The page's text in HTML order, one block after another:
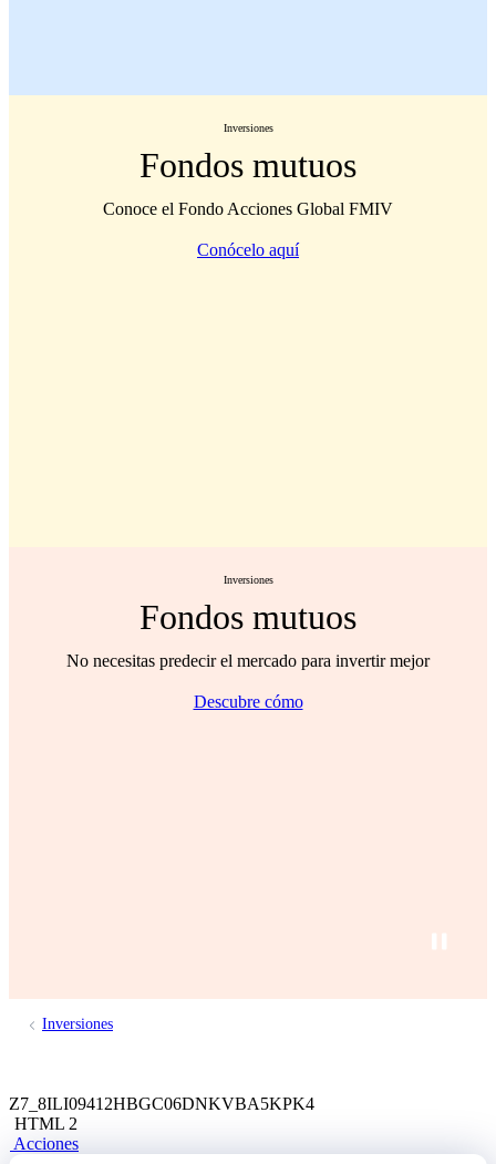
Inversiones
Fondos mutuos
Conoce el Fondo Acciones Global FMIV
Conócelo aquí
Inversiones
Fondos mutuos
No necesitas predecir el mercado para invertir mejor
Descubre cómo
Inversiones
Z7_8ILI09412HBGC06DNKVBA5KPK4
HTML 2
Acciones